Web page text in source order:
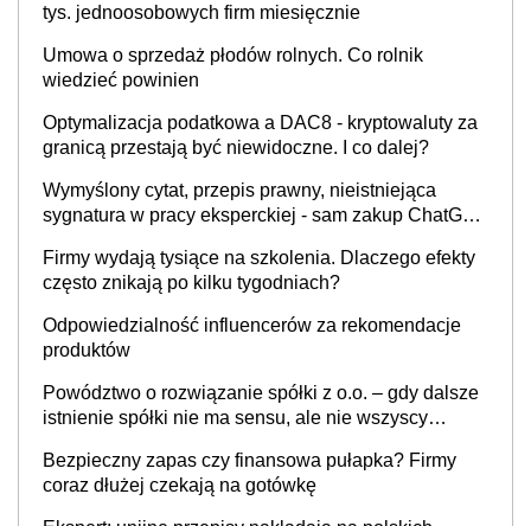
tys. jednoosobowych firm miesięcznie
Umowa o sprzedaż płodów rolnych. Co rolnik
wiedzieć powinien
Optymalizacja podatkowa a DAC8 - kryptowaluty za
granicą przestają być niewidoczne. I co dalej?
Wymyślony cytat, przepis prawny, nieistniejąca
sygnatura w pracy eksperckiej - sam zakup ChatGPT
Firmy wydają tysiące na szkolenia. Dlaczego efekty
często znikają po kilku tygodniach?
Odpowiedzialność influencerów za rekomendacje
produktów
Powództwo o rozwiązanie spółki z o.o. – gdy dalsze
istnienie spółki nie ma sensu, ale nie wszyscy
Bezpieczny zapas czy finansowa pułapka? Firmy
coraz dłużej czekają na gotówkę